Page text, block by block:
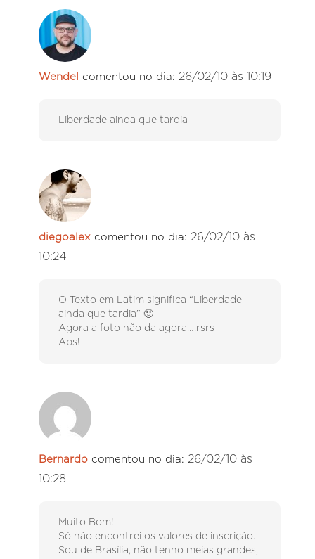
Wendel comentou no dia: 26/02/10 às 10:19
Liberdade ainda que tardia
diegoalex comentou no dia: 26/02/10 às
10:24
O Texto em Latim significa “Liberdade
ainda que tardia” 🙂
Agora a foto não da agora….rsrs
Abs!
Bernardo comentou no dia: 26/02/10 às
10:28
Muito Bom!
Só não encontrei os valores de inscrição.
Sou de Brasília, não tenho meias grandes,